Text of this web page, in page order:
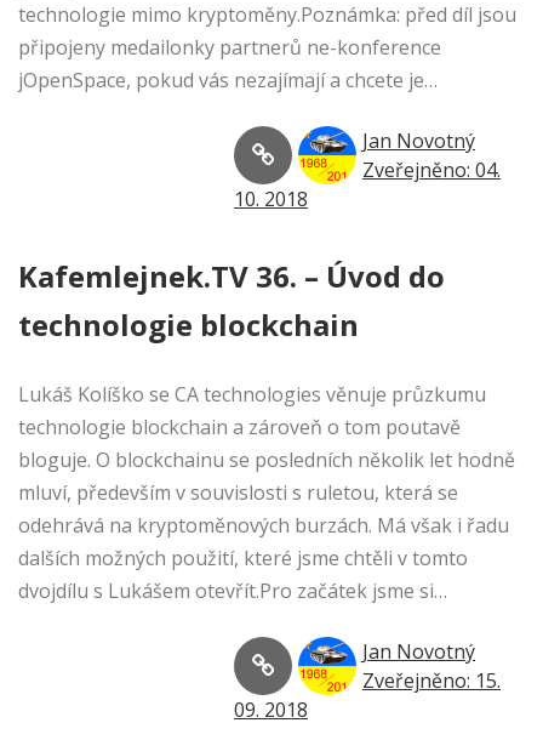
technologie mimo kryptoměny.Poznámka: před díl jsou
připojeny medailonky partnerů ne-konference
jOpenSpace, pokud vás nezajímají a chcete je…
Jan Novotný
Zveřejněno: 04.
10. 2018
Kafemlejnek.TV 36. – Úvod do
technologie blockchain
Lukáš Kolíško se CA technologies věnuje průzkumu
technologie blockchain a zároveň o tom poutavě
bloguje. O blockchainu se posledních několik let hodně
mluví, především v souvislosti s ruletou, která se
odehrává na kryptoměnových burzách. Má však i řadu
dalších možných použití, které jsme chtěli v tomto
dvojdílu s Lukášem otevřít.Pro začátek jsme si…
Jan Novotný
Zveřejněno: 15.
09. 2018